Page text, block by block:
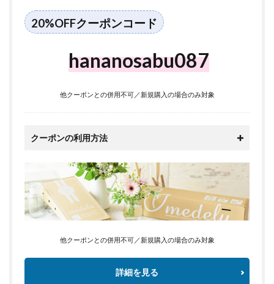
20%OFFクーポンコード
hananosabu087
他クーポンとの併用不可／新規購入の場合のみ対象
クーポンの利用方法
他クーポンとの併用不可／新規購入の場合のみ対象
詳細を見る